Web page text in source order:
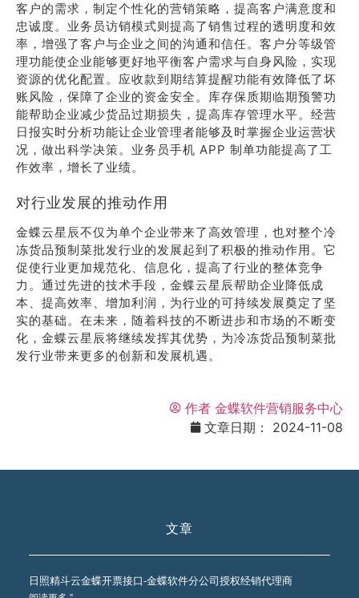
客户的需求，制定个性化的营销策略，提高客户满意度和
忠诚度。业务员访销模式则提高了销售过程的透明度和效
率，增强了客户与企业之间的沟通和信任。客户分等级管
理功能使企业能够更好地平衡客户需求与自身风险，实现
资源的优化配置。应收款到期结算提醒功能有效降低了坏
账风险，保障了企业的资金安全。库存保质期临期预警功
能帮助企业减少货品过期损失，提高库存管理水平。经营
日报实时分析功能让企业管理者能够及时掌握企业运营状
况，做出科学决策。业务员手机 APP 制单功能提高了工
作效率，增长了业绩。
对行业发展的推动作用
金蝶云星辰不仅为单个企业带来了高效管理，也对整个冷
冻货品预制菜批发行业的发展起到了积极的推动作用。它
促使行业更加规范化、信息化，提高了行业的整体竞争
力。通过先进的技术手段，金蝶云星辰帮助企业降低成
本、提高效率、增加利润，为行业的可持续发展奠定了坚
实的基础。在未来，随着科技的不断进步和市场的不断变
化，金蝶云星辰将继续发挥其优势，为冷冻货品预制菜批
发行业带来更多的创新和发展机遇。
作者 金蝶软件营销服务中心
文章日期：
2024-11-08
文章
日照精斗云金蝶开票接口-金蝶软件分公司授权经销代理商